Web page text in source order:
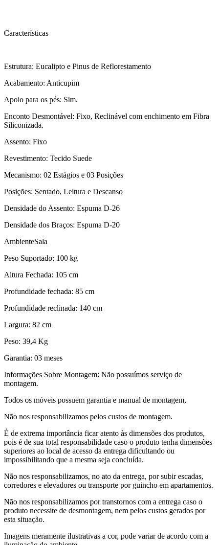
Características
Estrutura: Eucalipto e Pinus de Reflorestamento
Acabamento: Anticupim
Apoio para os pés: Sim.
Enconto Desmontável: Fixo, Reclinável com enchimento em Fibra
Siliconizada.
Assento: Fixo
Revestimento: Tecido Suede
Mecanismo: 02 Estágios e 03 Posições
Posições: Sentado, Leitura e Descanso
Densidade do Assento: Espuma D-26
Densidade dos Braços: Espuma D-20
AmbienteSala
Peso Suportado: 100 kg
Altura Fechada: 105 cm
Profundidade fechada: 85 cm
Profundidade reclinada: 140 cm
Largura: 82 cm
Peso: 39,4 Kg
Garantia: 03 meses
Informações Sobre Montagem: Não possuímos serviço de
montagem.
Todos os móveis possuem garantia e manual de montagem,
Não nos responsabilizamos pelos custos de montagem.
É de extrema importância ficar atento às dimensões dos produtos,
pois é de sua total responsabilidade caso o produto tenha dimensões
superiores ao local de acesso da entrega dificultando ou
impossibilitando que a mesma seja concluída.
Não nos responsabilizamos, no ato da entrega, por subir escadas,
corredores e elevadores ou transporte por guincho em apartamentos.
Não nos responsabilizamos por transtornos com a entrega caso o
produto necessite de desmontagem, nem pelos custos gerados por
esta situação.
Imagens meramente ilustrativas a cor, pode variar de acordo com a